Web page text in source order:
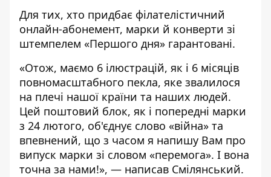
Для тих, хто придбає філателістичний
онлайн-абонемент, марки й конверти зі
штемпелем «Першого дня» гарантовані.
«Отож, маємо 6 ілюстрацій, як і 6 місяців
повномасштабного пекла, яке звалилося
на плечі нашої країни та наших людей.
Цей поштовий блок, як і попередні марки
з 24 лютого, об'єднує слово «війна» та
впевнений, що з часом я напишу Вам про
випуск марки зі словом «перемога». І вона
точна за нами!», — написав Смілянський.